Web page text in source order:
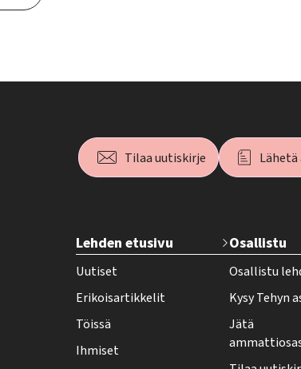
Tilaa uutiskirje
e
h
y
-
l
Lehden etusivu
Uutiset
Erikoisartikkelit
Töissä
Ihmiset
Osallistu
Osallistu
Kysy Tehyn
Jätä